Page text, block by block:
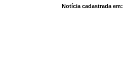
Notícia cadastrada em: